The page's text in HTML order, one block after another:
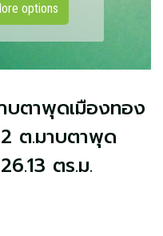
options
ตาพุดเมืองทอง
ต.มาบตาพุด
ตร.ม.